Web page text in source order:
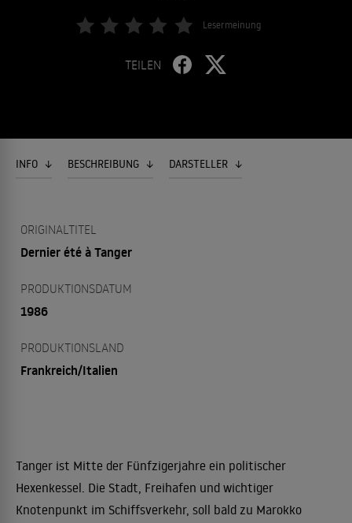
Lesermeinung
TEILEN
INFO BESCHREIBUNG DARSTELLER
ORIGINALTITEL
Dernier été à Tanger
PRODUKTIONSDATUM
1986
PRODUKTIONSLAND
Frankreich/Italien
Tanger ist Mitte der Fünfzigerjahre ein politischer
Hexenkessel. Die Stadt, Freihafen und wichtiger
Knotenpunkt im Schiffsverkehr, soll bald zu Marokko